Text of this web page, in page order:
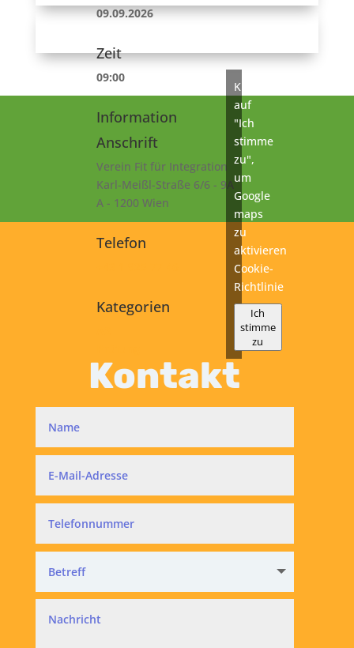
09.09.2026
Zeit
09:00
Information
Anschrift
Verein Fit für Integration
Karl-Meißl-Straße 6/6 - 9A
A - 1200 Wien
Telefon
Kategorien
Klicke
auf
"Ich
stimme
zu",
um
Google
maps
zu
aktivieren
Cookie-
Richtlinie
Ich
stimme
zu
Kontakt